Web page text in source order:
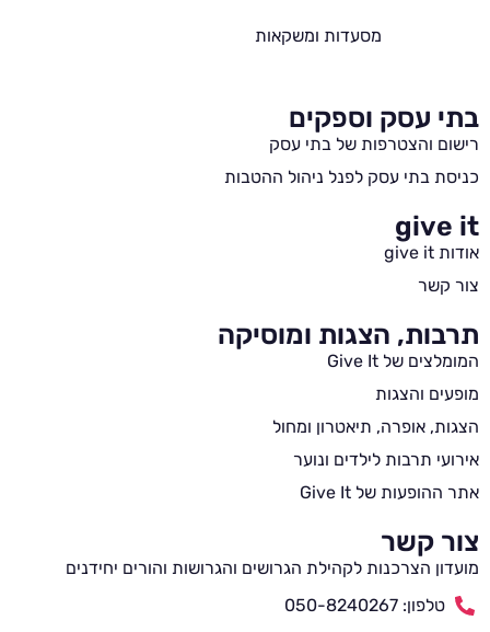
מסעדות ומשקאות
בתי עסק וספקים
רישום והצטרפות של בתי עסק
כניסת בתי עסק לפנל ניהול ההטבות
give it
אודות give it
צור קשר
תרבות, הצגות ומוסיקה
המומלצים של Give It
מופעים והצגות
הצגות, אופרה, תיאטרון ומחול
אירועי תרבות לילדים ונוער
אתר ההופעות של Give It
צור קשר
מועדון הצרכנות לקהילת הגרושים והגרושות והורים יחידנים
טלפון: 050-8240267